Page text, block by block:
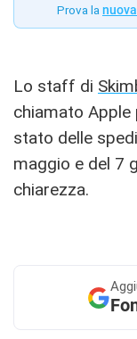
Prova la
Lo staff di
chiamato Apple
stato delle
maggio e del 7
chiarezza.